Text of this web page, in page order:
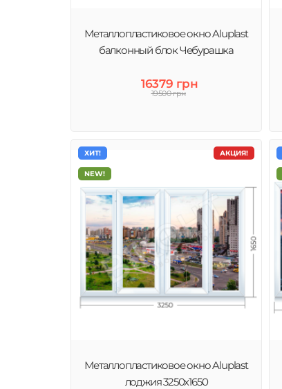
Металлопластиковое окно Aluplast
балконный блок Чебурашка
16379 грн
19500 грн
АКЦИЯ!
ХИТ!
NEW!
Металлопластиковое окно Aluplast
лоджия 3250х1650